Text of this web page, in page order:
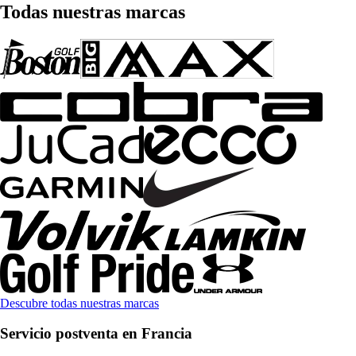
Todas nuestras marcas
Descubre todas nuestras marcas
Servicio postventa en Francia